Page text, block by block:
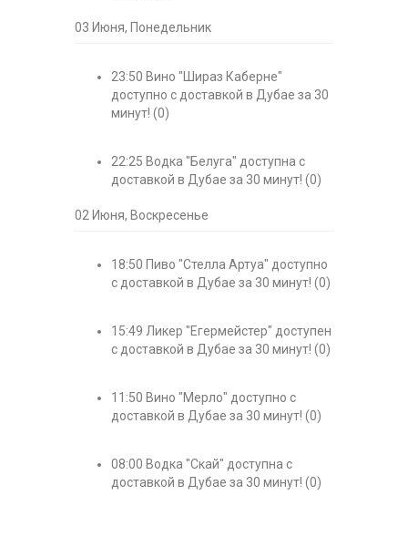
03 Июня, Понедельник
23:50 Вино "Шираз Каберне"
доступно с доставкой в Дубае за 30
минут! (0)
22:25 Водка "Белуга" доступна с
доставкой в Дубае за 30 минут! (0)
02 Июня, Воскресенье
18:50 Пиво "Стелла Артуа" доступно
с доставкой в Дубае за 30 минут! (0)
15:49 Ликер "Егермейстер" доступен
с доставкой в Дубае за 30 минут! (0)
11:50 Вино "Мерло" доступно с
доставкой в Дубае за 30 минут! (0)
08:00 Водка "Скай" доступна с
доставкой в Дубае за 30 минут! (0)